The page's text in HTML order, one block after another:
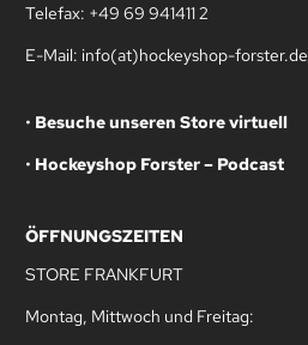
Telefax: +49 69 941411 2
E-Mail: info(at)hockeyshop-forster.de
• Besuche unseren Store virtuell
• Hockeyshop Forster – Podcast
ÖFFNUNGSZEITEN
STORE FRANKFURT
Montag, Mittwoch und Freitag: